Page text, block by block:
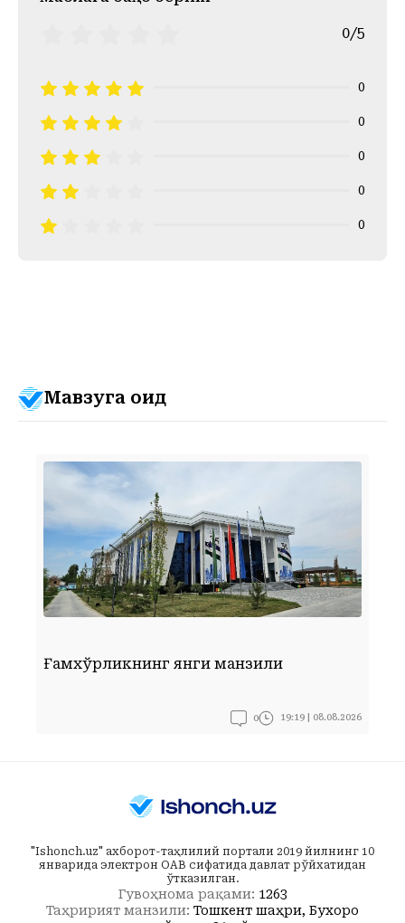
0/5
0
0
0
0
0
Мавзуга оид
Ғамхўрликнинг янги манзили
0 19:19 | 08.08.2026
"Ishonch.uz" ахборот-таҳлилий портали 2019 йилнинг 10
январида электрон ОАВ сифатида давлат рўйхатидан
ўтказилган.
Гувоҳнома рақами: 1263
Таҳририят манзили: Тошкент шаҳри, Бухоро